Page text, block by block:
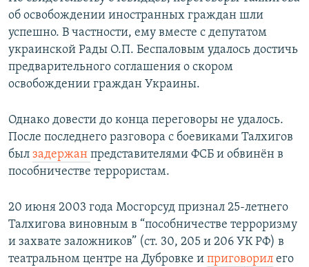
об освобождении иностранных граждан шли
успешно. В частности, ему вместе с депутатом
украинской Рады О.П. Беспаловым удалось достичь
предварительного соглашения о скором
освобождении граждан Украины.
Однако довести до конца переговоры не удалось.
После последнего разговора с боевиками Талхигов
был задержан представителями ФСБ и обвинён в
пособничестве террористам.
20 июня 2003 года Мосгорсуд признал 25-летнего
Талхигова виновным в “пособничестве терроризму
и захвате заложников” (ст. 30, 205 и 206 УК РФ) в
театральном центре на Дубровке и приговорил его